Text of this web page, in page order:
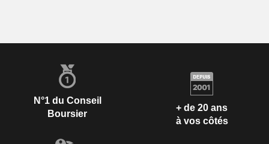
N°1 du Conseil
Boursier
+ de 20 ans
à vos côtés